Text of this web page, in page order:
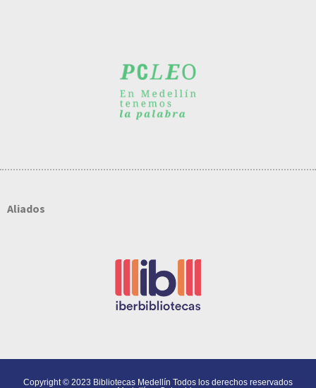
Aliados
Copyright © 2023 Bibliotecas Medellín Todos los derechos reservados